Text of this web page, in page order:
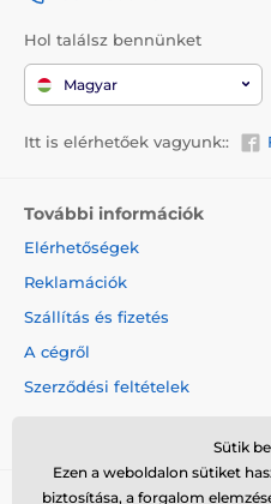
Hol találsz bennünket
Magyar
Itt is elérhetőek vagyunk::
További információk
Elérhetőségek
Reklamációk
Szállítás és fizetés
A cégről
Szerződési feltételek
Sütik
Ezen a weboldalon sütiket
biztosítása, a forgalom